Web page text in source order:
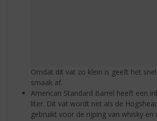
Omdat dit vat zo klein is geeft het
smaak af.
American Standard Barrel heeft een
liter. Dit vat wordt net als de
gebruikt voor de rijping van whisky en